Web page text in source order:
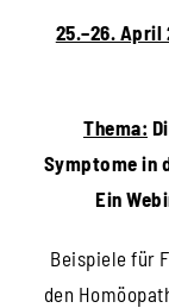
25.–26. April
Thema:
Symptome in
Ein
Beispiele für
den